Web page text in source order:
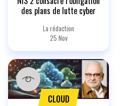
des plans de lutte cyber
La rédaction
25 Nov
CLOUD